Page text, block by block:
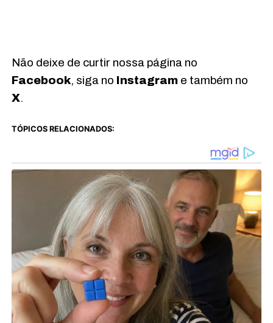
Não deixe de curtir nossa página no
Facebook, siga no Instagrame também no
X.
TÓPICOS RELACIONADOS: